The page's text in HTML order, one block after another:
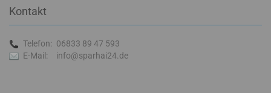
Kontakt
Telefon: 06833 89 47 593
E-Mail:
info@sparhai24.de